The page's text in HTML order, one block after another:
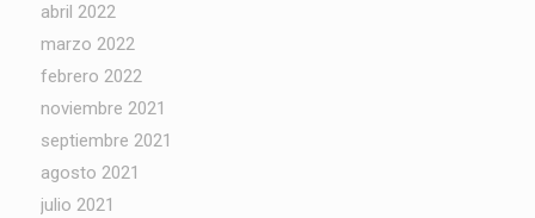
abril 2022
marzo 2022
febrero 2022
noviembre 2021
septiembre 2021
agosto 2021
julio 2021